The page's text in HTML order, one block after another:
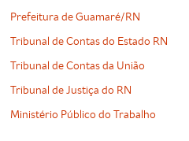
Prefeitura de Guamaré/RN
Tribunal de Contas do Estado RN
Tribunal de Contas da União
Tribunal de Justiça do RN
Ministério Público do Trabalho